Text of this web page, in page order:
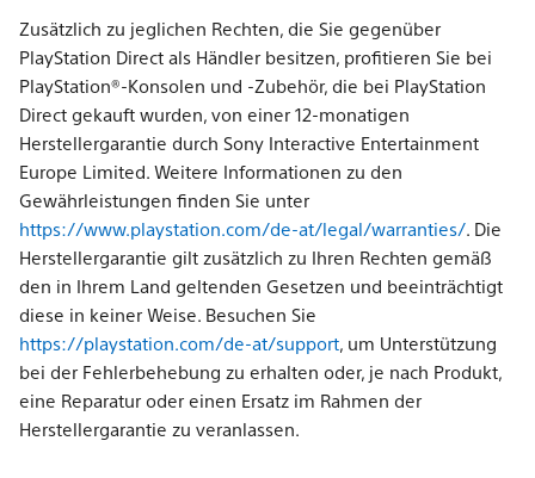
Zusätzlich zu jeglichen Rechten, die Sie gegenüber
PlayStation Direct als Händler besitzen, profitieren Sie bei
PlayStation®-Konsolen und -Zubehör, die bei PlayStation
Direct gekauft wurden, von einer 12-monatigen
Herstellergarantie durch Sony Interactive Entertainment
Europe Limited. Weitere Informationen zu den
Gewährleistungen finden Sie unter
https://www.playstation.com/de-at/legal/warranties/. Die
Herstellergarantie gilt zusätzlich zu Ihren Rechten gemäß
den in Ihrem Land geltenden Gesetzen und beeinträchtigt
diese in keiner Weise. Besuchen Sie
https://playstation.com/de-at/support, um Unterstützung
bei der Fehlerbehebung zu erhalten oder, je nach Produkt,
eine Reparatur oder einen Ersatz im Rahmen der
Herstellergarantie zu veranlassen.